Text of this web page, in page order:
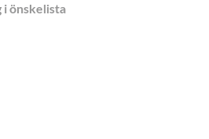
i önskelista